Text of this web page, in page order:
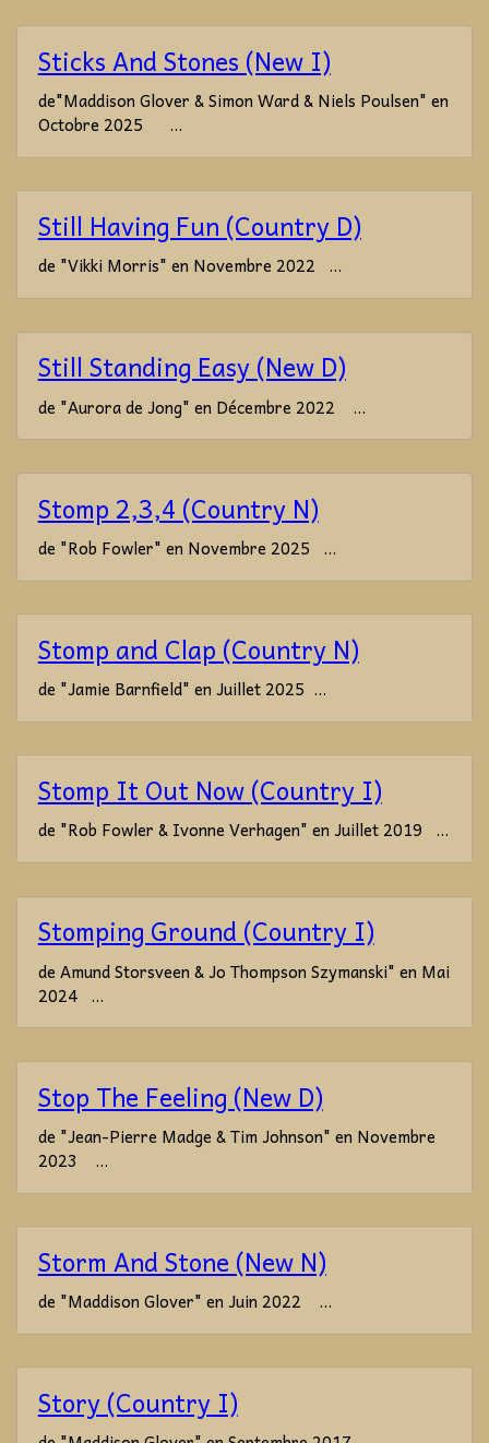
Sticks And Stones (New I)
de"Maddison Glover & Simon Ward & Niels Poulsen" en
Octobre 2025 ...
Still Having Fun (Country D)
de "Vikki Morris" en Novembre 2022 ...
Still Standing Easy (New D)
de "Aurora de Jong" en Décembre 2022 ...
Stomp 2,3,4 (Country N)
de "Rob Fowler" en Novembre 2025 ...
Stomp and Clap (Country N)
de "Jamie Barnfield" en Juillet 2025 ...
Stomp It Out Now (Country I)
de "Rob Fowler & Ivonne Verhagen" en Juillet 2019 ...
Stomping Ground (Country I)
de Amund Storsveen & Jo Thompson Szymanski" en Mai
2024 ...
Stop The Feeling (New D)
de "Jean-Pierre Madge & Tim Johnson" en Novembre
2023 ...
Storm And Stone (New N)
de "Maddison Glover" en Juin 2022 ...
Story (Country I)